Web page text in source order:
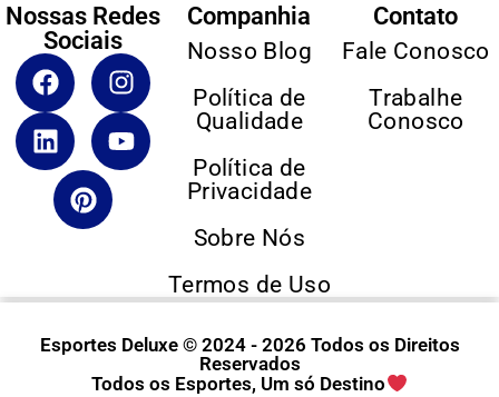
Nossas Redes
Sociais
Companhia
Nosso Blog
Política de
Qualidade
Política de
Privacidade
Sobre Nós
Termos de Uso
Contato
Fale Conosco
Trabalhe
Conosco
Esportes Deluxe © 2024 - 2026 Todos os Direitos
Reservados
Todos os Esportes, Um só Destino